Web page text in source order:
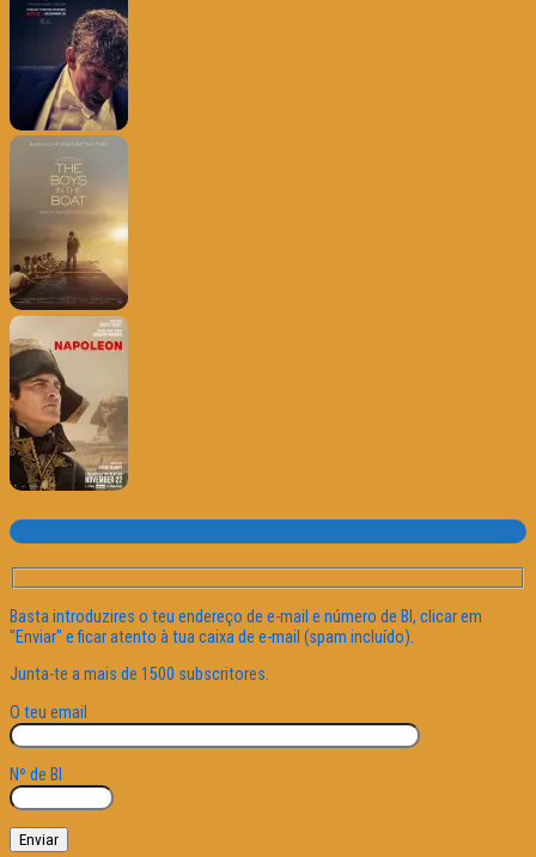
Subscrever o site
Basta introduzires o teu endereço de e-mail e número de BI, clicar em
"Enviar" e ficar atento à tua caixa de e-mail (spam incluído).
Junta-te a mais de 1500 subscritores.
O teu email
Nº de BI